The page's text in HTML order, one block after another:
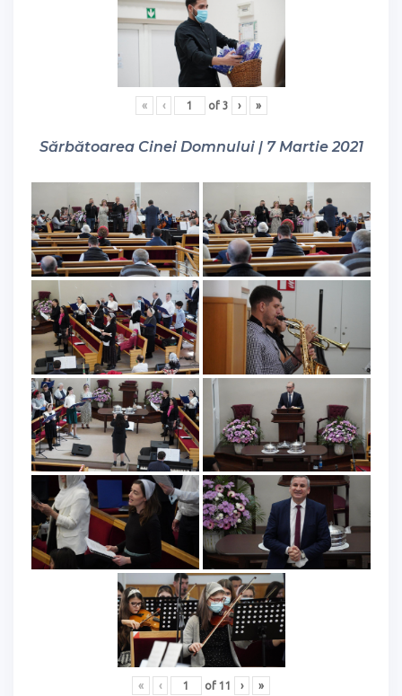
« ‹ of 3 › »
Sărbătoarea Cinei Domnului | 7 Martie 2021
« ‹ of 11 › »